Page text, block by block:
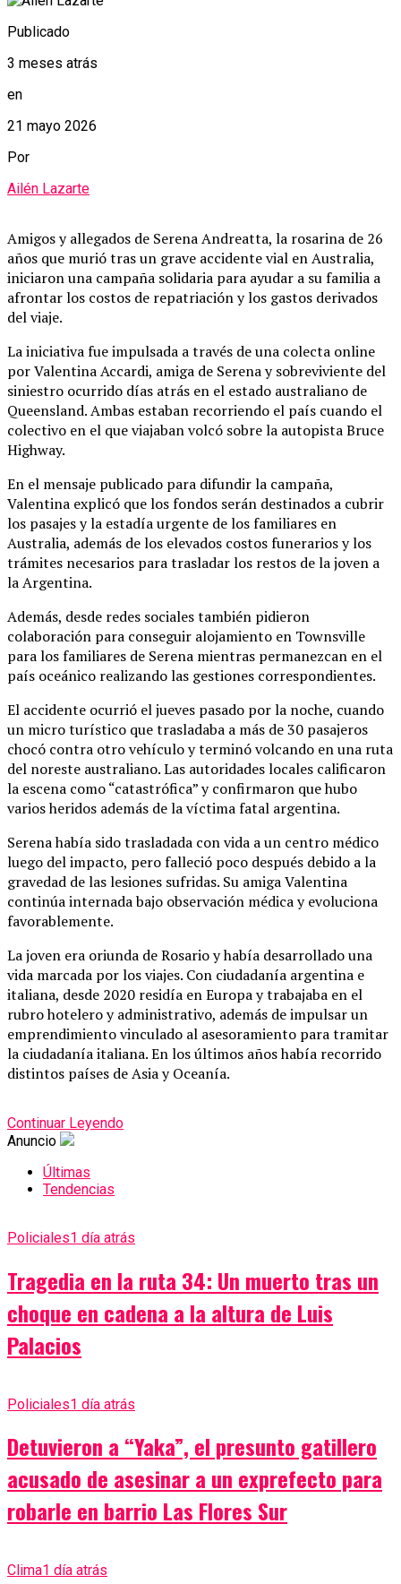
Publicado
3 meses atrás
en
21 mayo 2026
Por
Ailén Lazarte
Amigos y allegados de Serena Andreatta, la rosarina de 26
años que murió tras un grave accidente vial en Australia,
iniciaron una campaña solidaria para ayudar a su familia a
afrontar los costos de repatriación y los gastos derivados
del viaje.
La iniciativa fue impulsada a través de una colecta online
por Valentina Accardi, amiga de Serena y sobreviviente del
siniestro ocurrido días atrás en el estado australiano de
Queensland. Ambas estaban recorriendo el país cuando el
colectivo en el que viajaban volcó sobre la autopista Bruce
Highway.
En el mensaje publicado para difundir la campaña,
Valentina explicó que los fondos serán destinados a cubrir
los pasajes y la estadía urgente de los familiares en
Australia, además de los elevados costos funerarios y los
trámites necesarios para trasladar los restos de la joven a
la Argentina.
Además, desde redes sociales también pidieron
colaboración para conseguir alojamiento en Townsville
para los familiares de Serena mientras permanezcan en el
país oceánico realizando las gestiones correspondientes.
El accidente ocurrió el jueves pasado por la noche, cuando
un micro turístico que trasladaba a más de 30 pasajeros
chocó contra otro vehículo y terminó volcando en una ruta
del noreste australiano. Las autoridades locales calificaron
la escena como “catastrófica” y confirmaron que hubo
varios heridos además de la víctima fatal argentina.
Serena había sido trasladada con vida a un centro médico
luego del impacto, pero falleció poco después debido a la
gravedad de las lesiones sufridas. Su amiga Valentina
continúa internada bajo observación médica y evoluciona
favorablemente.
La joven era oriunda de Rosario y había desarrollado una
vida marcada por los viajes. Con ciudadanía argentina e
italiana, desde 2020 residía en Europa y trabajaba en el
rubro hotelero y administrativo, además de impulsar un
emprendimiento vinculado al asesoramiento para tramitar
la ciudadanía italiana. En los últimos años había recorrido
distintos países de Asia y Oceanía.
Continuar Leyendo
Anuncio
Últimas
Tendencias
Policiales1 día atrás
Tragedia en la ruta 34: Un muerto tras un
choque en cadena a la altura de Luis
Palacios
Policiales1 día atrás
Detuvieron a “Yaka”, el presunto gatillero
acusado de asesinar a un exprefecto para
robarle en barrio Las Flores Sur
Clima1 día atrás